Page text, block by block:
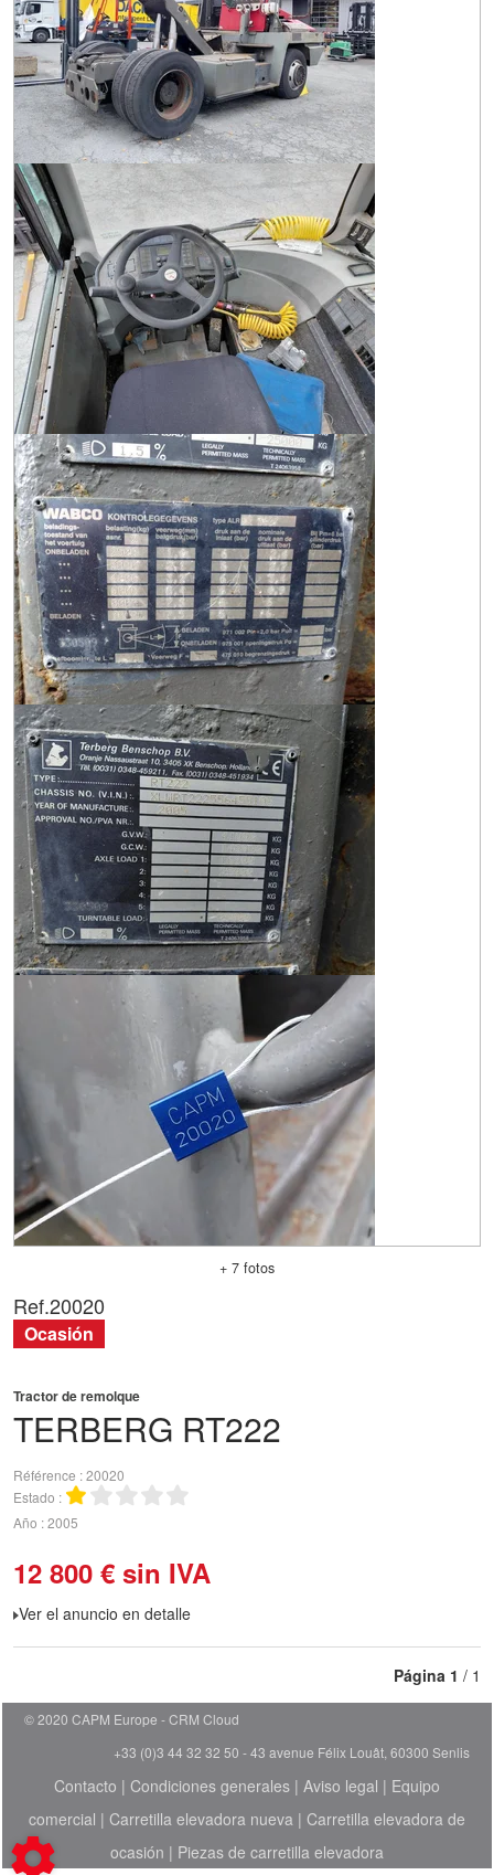
+ 7 fotos
TERBERG RT222
Tractor de remolque
Référence 20020
Estado
Año 2005
12 800 € sin IVA
Ver el anuncio en detalle
Ref.20020
Ocasión
Página 1 / 1
© 2020 CAPM Europe
CRM Cloud
+33 (0)3 44 32 32 50 - 43 avenue Félix Louât, 60300 Senlis
Contacto | Condiciones generales | Aviso legal | Equipo
comercial | Carretilla elevadora nueva | Carretilla elevadora de
ocasión | Piezas de carretilla elevadora